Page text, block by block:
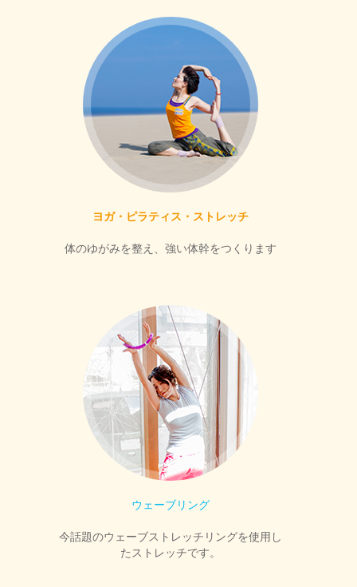
ヨガ・ピラティス・ストレッチ
体のゆがみを整え、強い体幹をつくります
ウェーブリング
今話題のウェーブストレッチリングを使用し
たストレッチです。